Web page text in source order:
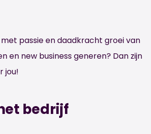
passie en daadkracht groei van
en new business generen? Dan zijn
jou!
bedrijf